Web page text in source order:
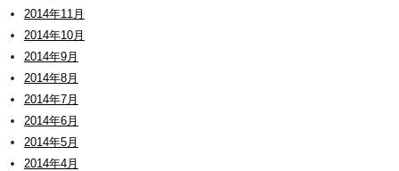
2014年11月
2014年10月
2014年9月
2014年8月
2014年7月
2014年6月
2014年5月
2014年4月